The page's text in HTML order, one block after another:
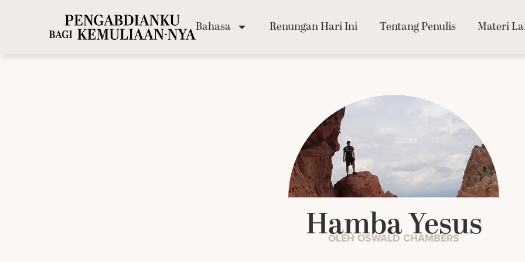
Bahasa Renungan Hari Ini Tentang Penulis Materi
Hamba Yesus
OLEH OSWALD CHAMBERS